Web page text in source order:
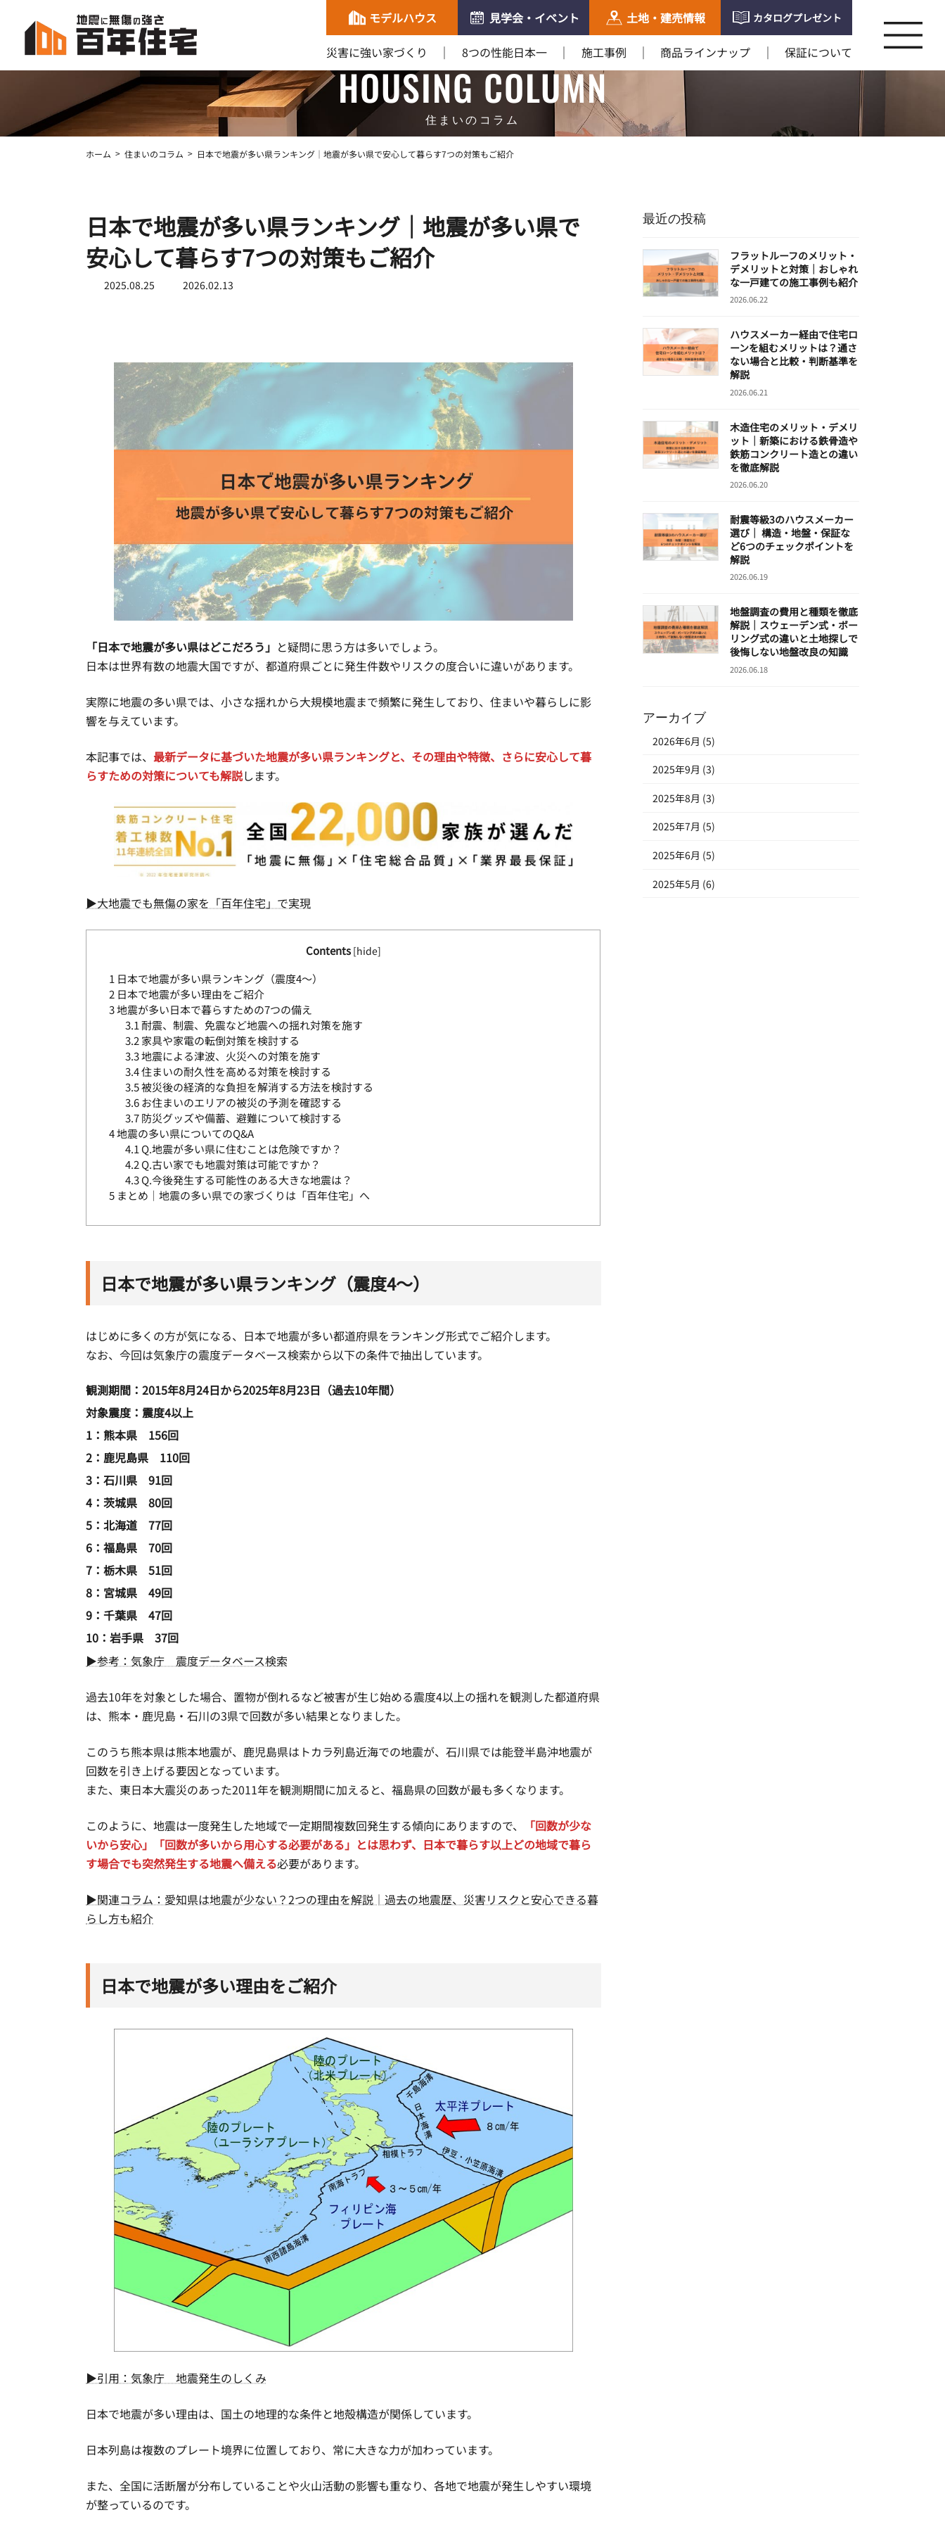
ツ
シ
モデルハウス 見学会・イベント 土地・建売情報 カタログプレゼント
災害に強い家づくり 8つの性能日本一 施工事例 商品ラインナップ 保証について
HOUSING COLUMN
住まいのコラム
ホーム 住まいのコラム 日本で地震が多い県ランキング│地震が多い県で安心して暮らす7つの対策もご紹介
日本で地震が多い県ランキング│地震が多い県で
安心して暮らす7つの対策もご紹介
2025.08.25
最
:
2026.02.13
「日本で地震が多い県はどこだろう」 と疑問に思う方は多いでしょう。
日本は世界有数の地震大国ですが、都道府県ごとに発生件数やリスクの度合いに違いがあります。
実際に地震の多い県では、小さな揺れから大規模地震まで頻繁に発生しており、住まいや暮らしに影
響を与えています。
本記事では、 最新データに基づいた地震が多い県ランキングと、その理由や特徴、さらに安心して暮
らすための対策についても解説します。
▶大地震でも無傷の家を「百年住宅」で実現
Contents [hide]
1 日本で地震が多い県ランキング（震度4～）
2 日本で地震が多い理由をご紹介
3地震が多い日本で暮らすための7つの備え
3.1耐震、制震、免震など地震への揺れ対策を施す
3.2家具や家電の転倒対策を検討する
3.3地震による津波、火災への対策を施す
3.4住まいの耐久性を高める対策を検討する
3.5被災後の経済的な負担を解消する方法を検討する
3.6お住まいのエリアの被災の予測を確認する
3.7防災グッズや備蓄、避難について検討する
4地震の多い県についてのQ&A
4.1 Q.地震が多い県に住むことは危険ですか？
4.2Q.古い家でも地震対策は可能ですか？
4.3Q.今後発生する可能性のある大きな地震は？
5 まとめ｜地震の多い県での家づくりは「百年住宅」へ
日本で地震が多い県ランキング（震度4～）
はじめに多くの方が気になる、日本で地震が多い都道府県をランキング形式でご紹介します。
なお、今回は気象庁の震度データベース検索から以下の条件で抽出しています。
観測期間：2015年8月24日から2025年8月23日（過去10年間）
対象震度：震度4以上
1：熊本県 156回
2：鹿児島県 110回
3：石川県 91回
4：茨城県 80回
5：北海道 77回
6：福島県 70回
7：栃木県 51回
8：宮城県 49回
9：千葉県 47回
10：岩手県 37回
▶参考：気象庁 震度データベース検索
過去10年を対象とした場合、置物が倒れるなど被害が生じ始める震度4以上の揺れを観測した都道府県
は、熊本・鹿児島・石川の3県で回数が多い結果となりました。
このうち熊本県は熊本地震が、鹿児島県はトカラ列島近海での地震が、石川県では能登半島沖地震が
回数を引き上げる要因となっています。
また、東日本大震災のあった2011年を観測期間に加えると、福島県の回数が最も多くなります。
このように、地震は一度発生した地域で一定期間複数回発生する傾向にありますので、
「回数が少な
いから安心」「回数が多いから用心する必要がある」とは思わず、日本で暮らす以上どの地域で暮ら
す場合でも突然発生する地震へ備える必要があります。
▶関連コラム：愛知県は地震が少ない？2つの理由を解説│過去の地震歴、災害リスクと安心できる暮
らし方も紹介
日本で地震が多い理由をご紹介
▶引用：気象庁 地震発生のしくみ
日本で地震が多い理由は、国土の地理的な条件と地殻構造が関係しています。
日本列島は複数のプレート境界に位置しており、常に大きな力が加わっています。
また、全国に活断層が分布していることや火山活動の影響も重なり、各地で地震が発生しやすい環境
が整っているのです。
最近の投稿
フラットルーフのメリット・
デメリットと対策｜おしゃれ
な一戸建ての施工事例も紹介
2026.06.22
ハウスメーカー経由で住宅ロ
ーンを組むメリットは？通さ
ない場合と比較・判断基準を
解説
2026.06.21
木造住宅のメリット・デメリ
ット｜新築における鉄骨造や
鉄筋コンクリート造との違い
を徹底解説
2026.06.20
耐震等級3のハウスメーカー
選び｜ 構造・地盤・保証な
ど6つのチェックポイントを
解説
2026.06.19
地盤調査の費用と種類を徹底
解説｜スウェーデン式・ボー
リング式の違いと土地探しで
後悔しない地盤改良の知識
2026.06.18
アーカイブ
2026年6月 (5)
2025年9月 (3)
2025年8月 (3)
2025年7月 (5)
2025年6月 (5)
2025年5月 (6)